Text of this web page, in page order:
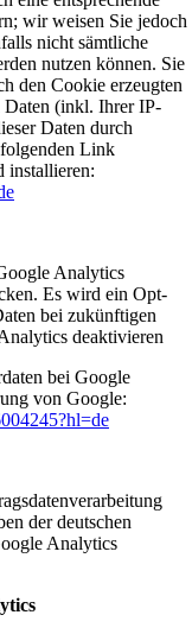
wir weisen Sie jedoch
nicht sämtliche
nutzen können. Sie
den Cookie erzeugten
Daten (inkl. Ihrer IP-
Daten durch
Link
installieren:
Analytics
Es wird ein Opt-
bei zukünftigen
deaktivieren
bei Google
von Google:
der deutschen
Analytics